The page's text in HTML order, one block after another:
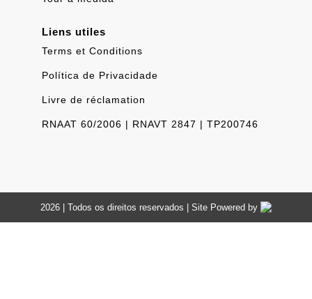
Liens utiles
Terms et Conditions
Política de Privacidade
Livre de réclamation
RNAAT 60/2006 | RNAVT 2847 | TP200746
2026 | Todos os direitos reservados | Site Powered by